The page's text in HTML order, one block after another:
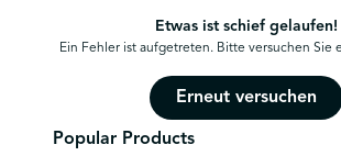
Etwas ist schief gelaufen!
Ein Fehler ist aufgetreten. Bitte versuchen Sie
Erneut versuchen
Popular Products